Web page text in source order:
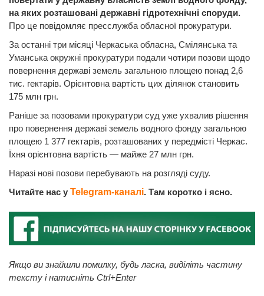
на яких розташовані державні гідротехнічні споруди.
Про це повідомляє пресслужба обласної прокуратури.
За останні три місяці Черкаська обласна, Смілянська та
Уманська окружні прокуратури подали чотири позови щодо
повернення державі земель загальною площею понад 2,6
тис. гектарів. Орієнтовна вартість цих ділянок становить
175 млн грн.
Раніше за позовами прокуратури суд уже ухвалив рішення
про повернення державі земель водного фонду загальною
площею 1 377 гектарів, розташованих у передмісті Черкас.
Їхня орієнтовна вартість — майже 27 млн грн.
Наразі нові позови перебувають на розгляді суду.
Читайте нас у Telegram-каналі. Там коротко і ясно.
Якщо ви знайшли помилку, будь ласка, виділіть частину
тексту і натисніть Ctrl+Enter